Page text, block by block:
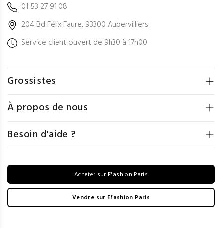
01 53 27 91 08
204 Bd Félix Faure, 93300 Aubervilliers
Service client ouvert de 9h30 à 17h00
Grossistes
À propos de nous
Besoin d'aide ?
Acheter sur Efashion Paris
Vendre sur Efashion Paris